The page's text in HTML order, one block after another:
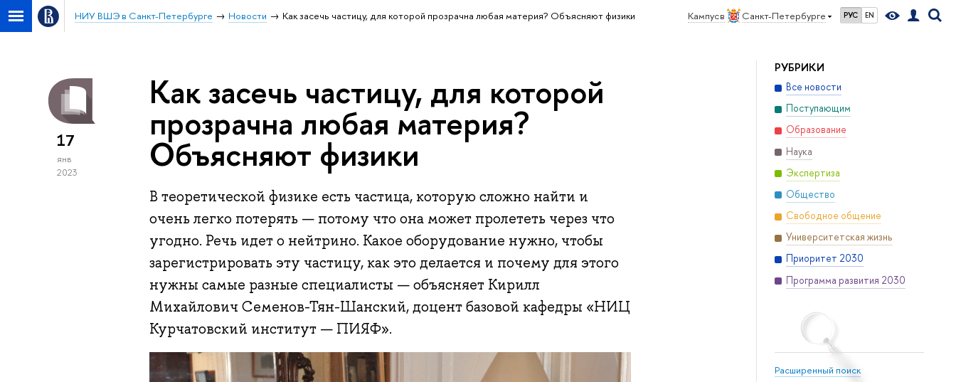
Кампус в Санкт-Петербурге РУС EN
НИУ ВШЭ в Санкт-Петербурге Новости Как засечь частицу, для которой прозрачна любая материя? Объясняют физики
РУБРИКИ
Все новости
Поступающим
Образование
Наука
Экспертиза
Общество
Свободное общение
Университетская жизнь
Приоритет 2030
Программа развития 2030
Расширенный поиск
17
янв
2023
Как засечь частицу, для которой
прозрачна любая материя?
Объясняют физики
В теоретической физике есть частица, которую сложно найти и
очень легко потерять — потому что она может пролететь через что
угодно. Речь идет о нейтрино. Какое оборудование нужно, чтобы
зарегистрировать эту частицу, как это делается и почему для этого
нужны самые разные специалисты — объясняет Кирилл
Михайлович Семенов-Тян-Шанский, доцент базовой кафедры «НИЦ
Курчатовский институт — ПИЯФ».